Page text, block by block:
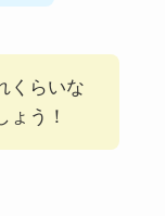
くらいな
ょう！